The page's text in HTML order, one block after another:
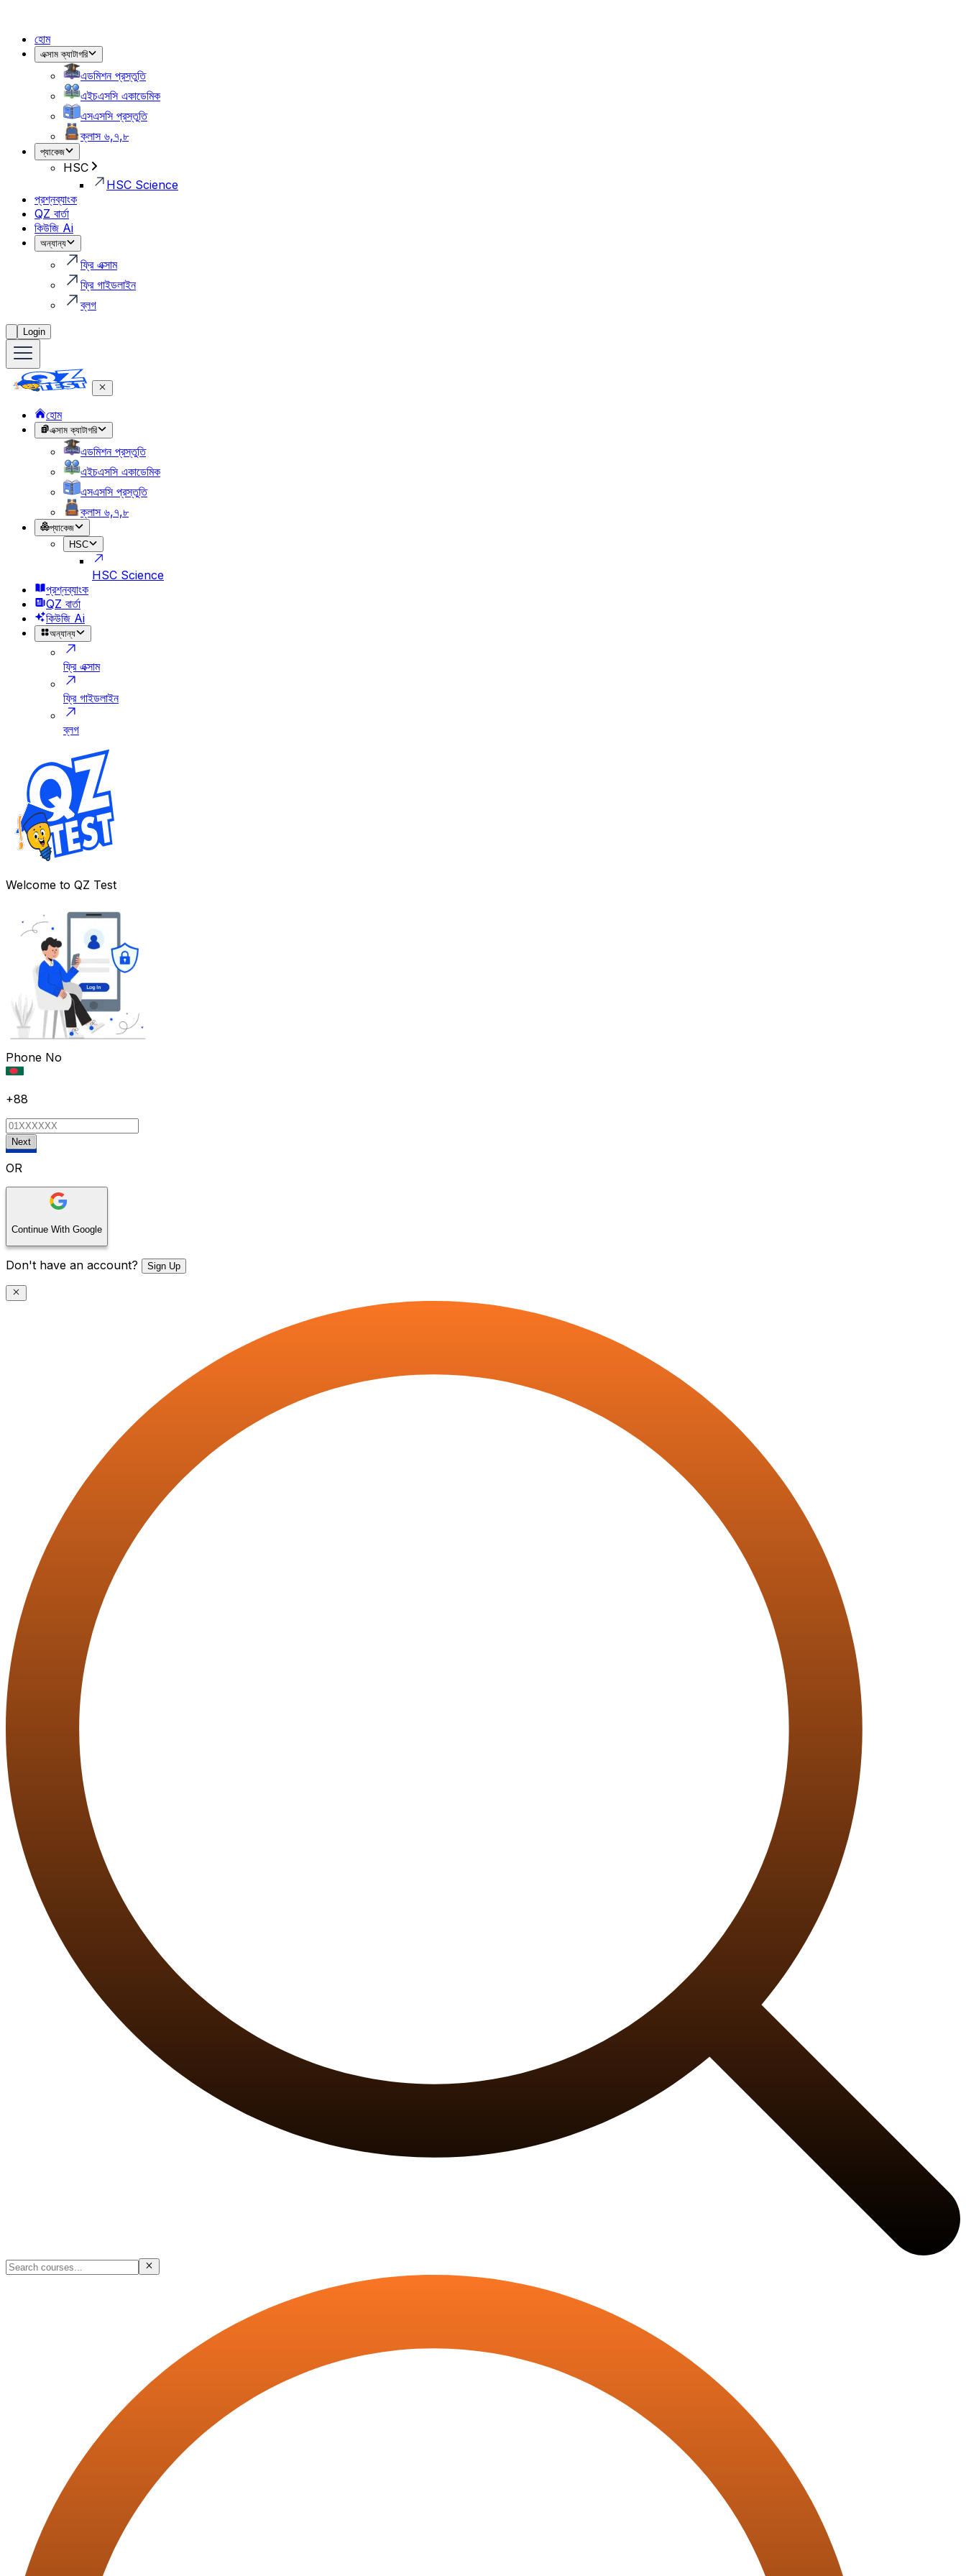
হোম
এক্সাম ক্যাটাগরি
এডমিশন প্রস্তুতি
এইচএসসি একাডেমিক
এসএসসি প্রস্তুতি
ক্লাস ৬,৭,৮
প্যাকেজ
HSC
HSC Science
প্রশ্নব্যাংক
QZ বার্তা
কিউজি Ai
অন্যান্য
ফ্রি এক্সাম
ফ্রি গাইডলাইন
ব্লগ
Login
হোম
এক্সাম ক্যাটাগরি
এডমিশন প্রস্তুতি
এইচএসসি একাডেমিক
এসএসসি প্রস্তুতি
ক্লাস ৬,৭,৮
প্যাকেজ
HSC
HSC Science
প্রশ্নব্যাংক
QZ বার্তা
কিউজি Ai
অন্যান্য
ফ্রি এক্সাম
ফ্রি গাইডলাইন
ব্লগ
Welcome to QZ Test
Phone No
+88
Next
OR
Continue With Google
Don't have an account? Sign Up